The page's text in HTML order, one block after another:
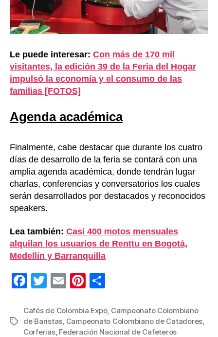
Le puede interesar: Con más de 170 mil
visitantes, la edición 39 de la Feria del Hogar
impulsó la economía y el consumo de las
familias [FOTOS]
Agenda académica
Finalmente, cabe destacar que durante los cuatro
días de desarrollo de la feria se contará con una
amplia agenda académica, donde tendrán lugar
charlas, conferencias y conversatorios los cuales
serán desarrollados por destacados y reconocidos
speakers.
Lea también: Casi 400 motos mensuales
alquilan los usuarios de Renttu en Bogotá,
Medellín y Barranquilla
F
c
e
T
tt
er
E
ail
Pi
er
e
m
p
Etiquetas
Cafés de Colombia Expo, Campeonato Colombiano
de Baristas, Campeonato Colombiano de Catadores,
Corferias, Federación Nacional de Cafeteros